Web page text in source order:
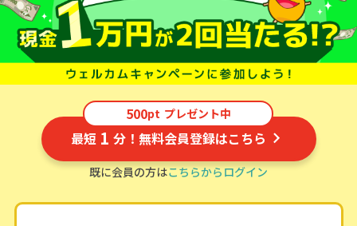
500pt プレゼント中
最短 1 分！無料会員登録はこちら
既に会員の方はこちらからログイン